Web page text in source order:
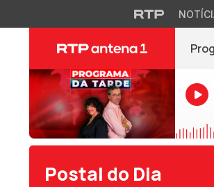
Postal do Dia